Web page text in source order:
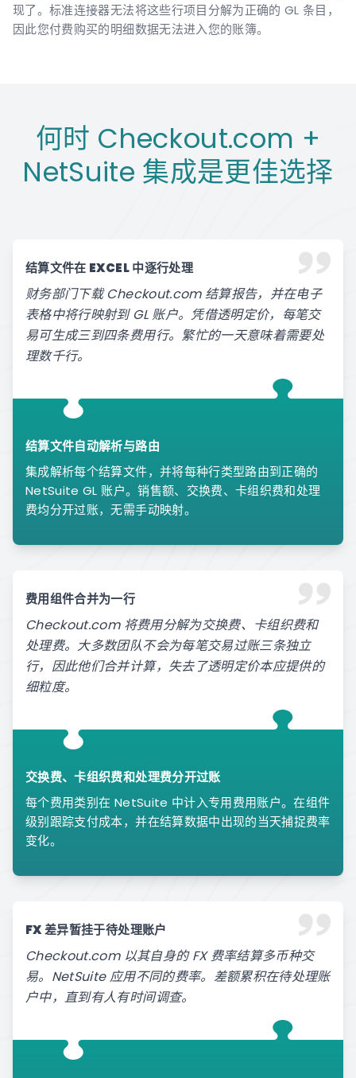
现了。标准连接器无法将这些行项目分解为正确的 GL 条目，
因此您付费购买的明细数据无法进入您的账簿。
何时 Checkout.com +
NetSuite 集成是更佳选择
结算文件在 EXCEL 中逐行处理
财务部门下载 Checkout.com 结算报告，并在电子
表格中将行映射到 GL 账户。凭借透明定价，每笔交
易可生成三到四条费用行。繁忙的一天意味着需要处
理数千行。
结算文件自动解析与路由
集成解析每个结算文件，并将每种行类型路由到正确的
NetSuite GL 账户。销售额、交换费、卡组织费和处理
费均分开过账，无需手动映射。
费用组件合并为一行
Checkout.com 将费用分解为交换费、卡组织费和
处理费。大多数团队不会为每笔交易过账三条独立
行，因此他们合并计算，失去了透明定价本应提供的
细粒度。
交换费、卡组织费和处理费分开过账
每个费用类别在 NetSuite 中计入专用费用账户。在组件
级别跟踪支付成本，并在结算数据中出现的当天捕捉费率
变化。
FX 差异暂挂于待处理账户
Checkout.com 以其自身的 FX 费率结算多币种交
易。NetSuite 应用不同的费率。差额累积在待处理账
户中，直到有人有时间调查。